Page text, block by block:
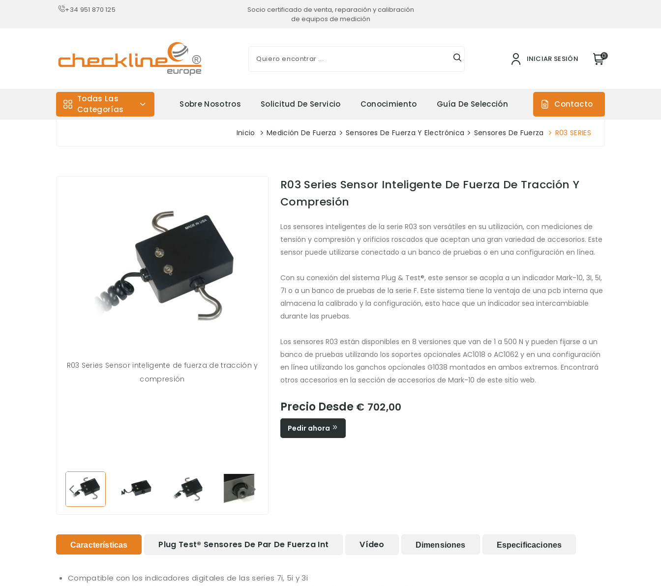
+34 951 870 125
Socio certificado de venta, reparación y calibración
de equipos de medición
INICIAR SESIÓN 0
Todas Las
Categorías
Sobre Nosotros Solicitud De Servicio Conocimiento Guía De Selección Contacto
Inicio Medición De Fuerza Sensores De Fuerza Y Electrónica Sensores De Fuerza R03 SERIES
R03 Series Sensor inteligente de fuerza de tracción y
compresión
Los sensores de fuerza de la serie R03 tienen orificios
roscados hembra en ambos extremos.
El sensor de la serie R03 se muestra con ganchos
G1038 OPCIONALES montados en ambos extremos
R03 Series Sensor Inteligente De Fuerza De Tracción Y
Compresión
Los sensores inteligentes de la serie R03 son versátiles en su utilización, con mediciones de
tensión y compresión y orificios roscados que aceptan una gran variedad de accesorios. Este
sensor puede utilizarse conectado a un banco de pruebas o en una configuración en línea.
Con su conexión del sistema Plug & Test®, este sensor se acopla a un indicador Mark-10, 3I, 5I,
7I o a un banco de pruebas de la serie F. Este sistema tiene la ventaja de una pcb interna que
almacena la calibrado y la configuración, esto hace que un indicador sea intercambiable
durante las pruebas.
Los sensores R03 están disponibles en 8 versiones que van de 1 a 500 N y pueden fijarse a un
banco de pruebas utilizando los soportes opcionales AC1018 o AC1062 y en una configuración
en línea utilizando los ganchos opcionales G1038 montados en ambos extremos. Encontrará
otros accesorios en la sección de accesorios de Mark-10 de este sitio web.
Precio Desde € 702,00
Pedir ahora
Características Plug Test® Sensores De Par De Fuerza Int Vídeo Dimensiones Especificaciones
Compatible con los indicadores digitales de las series 7i, 5i y 3i